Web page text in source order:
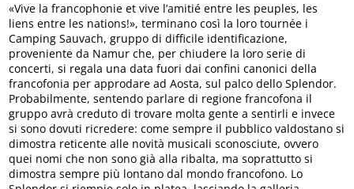
«Vive la francophonie et vive l’amitié entre les peuples, les
liens entre les nations!», terminano così la loro tournée i
Camping Sauvach, gruppo di difficile identificazione,
proveniente da Namur che, per chiudere la loro serie di
concerti, si regala una data fuori dai confini canonici della
francofonia per approdare ad Aosta, sul palco dello Splendor.
Probabilmente, sentendo parlare di regione francofona il
gruppo avrà creduto di trovare molta gente a sentirli e invece
si sono dovuti ricredere: come sempre il pubblico valdostano si
dimostra reticente alle novità musicali sconosciute, ovvero
quei nomi che non sono già alla ribalta, ma soprattutto si
dimostra sempre più lontano dal mondo francofono. Lo